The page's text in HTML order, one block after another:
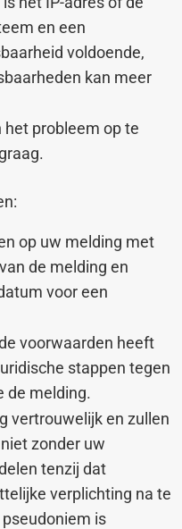
en een
voldoende,
kan meer
het probleem op te
op uw melding met
de melding en
voor een
voorwaarden heeft
stappen tegen
de melding.
vertrouwelijk en zullen
zonder uw
tenzij dat
verplichting na te
is